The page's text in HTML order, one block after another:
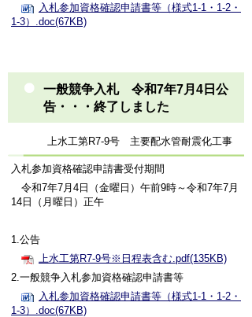
入札参加資格確認申請書等（様式1-1・1-2・
1-3）.doc(67KB)
一般競争入札 令和7年7月4日公
告 ・・・終了しました
上水工第R7-9号 主要配水管耐震化工事
入札参加資格確認申請書受付期間
令和7年7月4日（金曜日）午前9時～令和7年7月
14日（月曜日）正午
1.公告
上水工第R7-9号※日程表含む.pdf(135KB)
2.一般競争入札参加資格確認申請書等
入札参加資格確認申請書等（様式1-1・1-2・
1-3）.doc(67KB)